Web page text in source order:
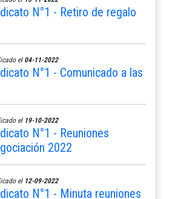
N°1 - Retiro de regalo
el 04-11-2022
N°1 - Comunicado a las
el 19-10-2022
N°1 - Reuniones
2022
el 12-09-2022
N°1 - Minuta reuniones